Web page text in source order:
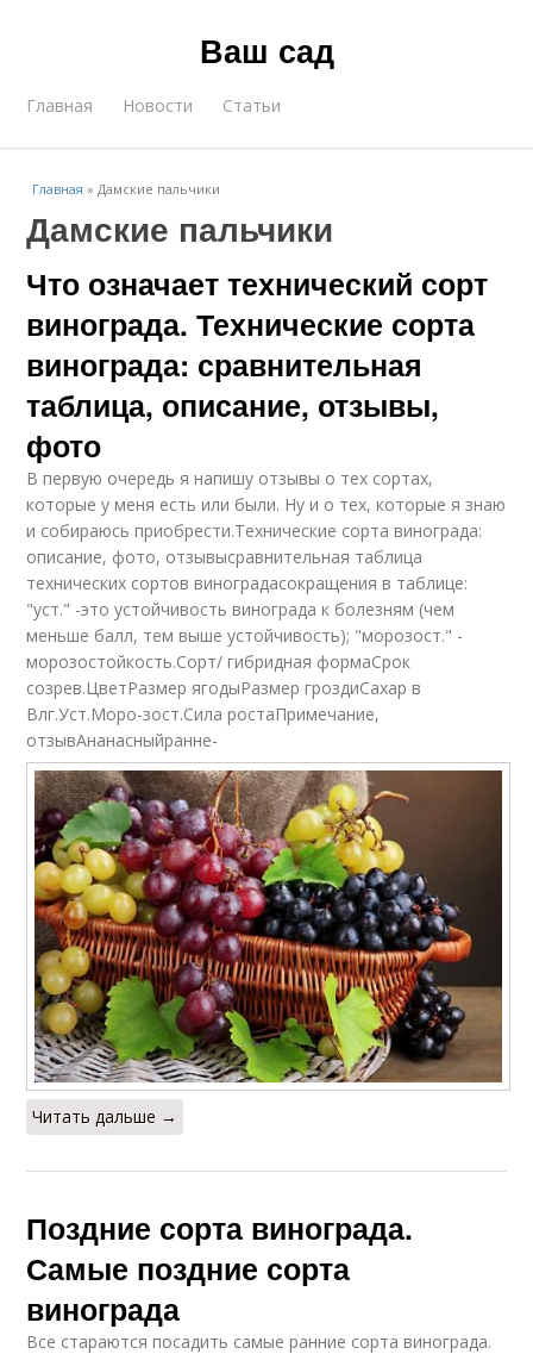
Ваш сад
Главная Новости Статьи
Главная »Дамские пальчики
Дамские пальчики
Что означает технический сорт
винограда. Технические сорта
винограда: сравнительная
таблица, описание, отзывы,
фото
В первую очередь я напишу отзывы о тех сортах,
которые у меня есть или были. Ну и о тех, которые я знаю
и собираюсь приобрести.Технические сорта винограда:
описание, фото, отзывысравнительная таблица
технических сортов виноградасокращения в таблице:
"уст." -это устойчивость винограда к болезням (чем
меньше балл, тем выше устойчивость); "морозост." -
морозостойкость.Сорт/ гибридная формаСрок
созрев.ЦветРазмер ягодыРазмер гроздиСахар в
Влг.Уст.Моро-зост.Сила ростаПримечание,
отзывАнанасныйранне-
Читать дальше →
Поздние сорта винограда.
Самые поздние сорта
винограда
Все стараются посадить самые ранние сорта винограда.